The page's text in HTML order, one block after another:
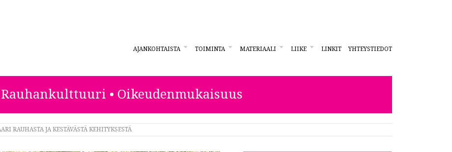
AJANKOHTAISTA TOIMINTA MATERIAALI LIIKE LINKIT YHTEYSTIEDOT
Rauhankulttuuri • Oikeudenmukaisuus
RAUHASTA JA KESTÄVÄSTÄ KEHITYKSESTÄ